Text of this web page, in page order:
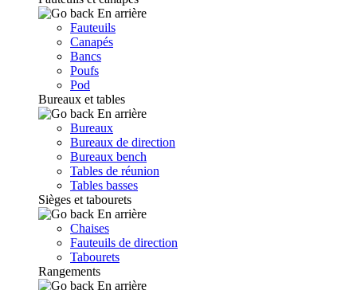
En arrière
Fauteuils
Canapés
Bancs
Poufs
Pod
Bureaux et tables
En arrière
Bureaux
Bureaux de direction
Bureaux bench
Tables de réunion
Tables basses
Sièges et tabourets
En arrière
Chaises
Fauteuils de direction
Tabourets
Rangements
En arrière